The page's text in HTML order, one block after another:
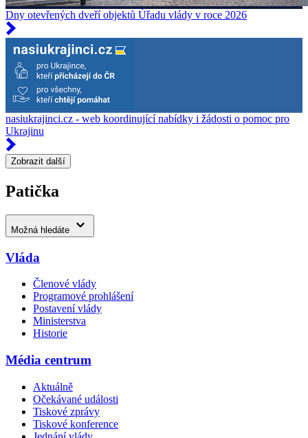
Dny otevřených dveří objektů Úřadu vlády v roce 2026
nasiukrajinci.cz - web koordinující nabídky i žádosti o pomoc pro
Ukrajinu
Zobrazit další
Patička
Možná hledáte
Vláda
Členové vlády
Programové prohlášení
Postavení vlády
Ministerstva
Historie
Média centrum
Aktuálně
Očekávané události
Tiskové zprávy
Tiskové konference